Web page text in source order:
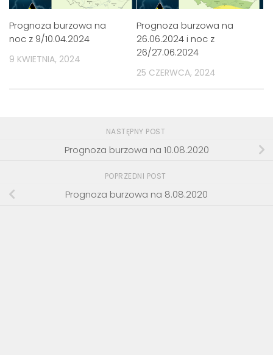
Prognoza burzowa na
noc z 9/10.04.2024
9 KWIETNIA, 2024
Prognoza burzowa na
26.06.2024 i noc z
26/27.06.2024
25 CZERWCA, 2024
NASTĘPNY POST
Prognoza burzowa na 10.08.2020
POPRZEDNI POST
Prognoza burzowa na 8.08.2020